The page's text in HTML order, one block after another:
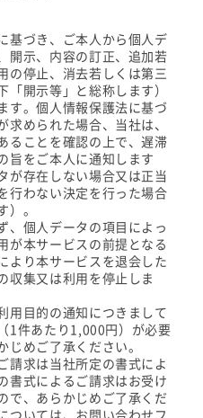
基づき、ご本人から個人デ
開示、内容の訂正、追加若
の停止、消去若しくは第三
開示等」と総称します）
す。個人情報保護法に基づ
求められた場合、当社は、
ることを確認の上で、遅滞
旨をご本人に通知します
が存在しない場合又は正当
行わない決定を行った場合
。
、個人データの項目によっ
が本サービスの前提となる
より本サービスを退会した
収集又は利用を停止しま
用目的の通知につきまして
1件あたり1,000円）が必要
じめご了承ください。
請求は当社所定の書式によ
書式によるご請求はお受け
で、あらかじめご了承くだ
ついては、お問い合わせフ